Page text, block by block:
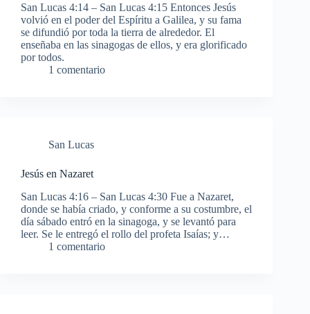
San Lucas 4:14 – San Lucas 4:15 Entonces Jesús
volvió en el poder del Espíritu a Galilea, y su fama
se difundió por toda la tierra de alrededor. El
enseñaba en las sinagogas de ellos, y era glorificado
por todos.
1 comentario
San Lucas
Jesús en Nazaret
San Lucas 4:16 – San Lucas 4:30 Fue a Nazaret,
donde se había criado, y conforme a su costumbre, el
día sábado entró en la sinagoga, y se levantó para
leer. Se le entregó el rollo del profeta Isaías; y…
1 comentario